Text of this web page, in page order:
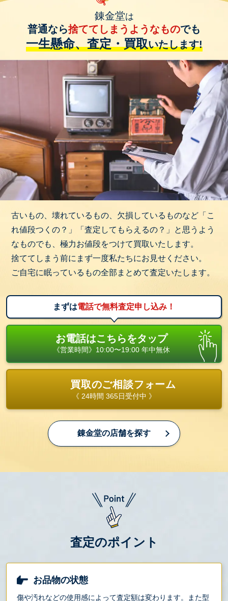
錬金堂は
普通なら捨ててしまうようなものでも
一生懸命、査定・買取いたします!
古いもの、壊れているもの、欠損しているものなど「こ
れ値段つくの？」「査定してもらえるの？」と思うよう
なものでも、極力お値段をつけて買取いたします。
捨ててしまう前にまず一度私たちにお見せください。
ご自宅に眠っているもの全部まとめて査定いたします。
まずは電話で無料査定申し込み！
お電話はこちらをタップ
《営業時間》10:00〜19:00 年中無休
買取のご相談フォーム
《 24時間 365日受付中 》
錬金堂の店舗を探す
査定のポイント
お品物の状態
傷や汚れなどの使用感によって査定額は変わります。また型